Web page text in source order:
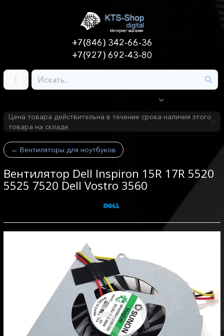
+7(846) 342-66-36
+7(927) 692-43-80
Цена товара действительна в течение срока наличия этого
товара на складе.
← Вентиляторы для ноутбуков
Вентилятор Dell Inspiron 15R 17R 5520
5525 7520 Dell Vostro 3560